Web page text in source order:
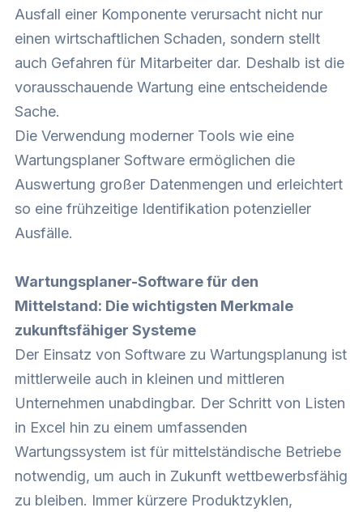
Ausfall einer Komponente verursacht nicht nur
einen wirtschaftlichen Schaden, sondern stellt
auch Gefahren für Mitarbeiter dar. Deshalb ist die
vorausschauende Wartung eine entscheidende
Sache.
Die Verwendung moderner Tools wie eine
Wartungsplaner Software ermöglichen die
Auswertung großer Datenmengen und erleichtert
so eine frühzeitige Identifikation potenzieller
Ausfälle.
Wartungsplaner-Software für den
Mittelstand: Die wichtigsten Merkmale
zukunftsfähiger Systeme
Der Einsatz von Software zu Wartungsplanung ist
mittlerweile auch in kleinen und mittleren
Unternehmen unabdingbar. Der Schritt von Listen
in Excel hin zu einem umfassenden
Wartungssystem ist für mittelständische Betriebe
notwendig, um auch in Zukunft wettbewerbsfähig
zu bleiben. Immer kürzere Produktzyklen,